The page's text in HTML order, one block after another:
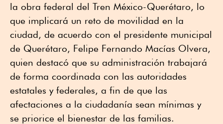
la obra federal del Tren México-Querétaro, lo
que implicará un reto de movilidad en la
ciudad, de acuerdo con el presidente municipal
de Querétaro, Felipe Fernando Macías Olvera,
quien destacó que su administración trabajará
de forma coordinada con las autoridades
estatales y federales, a fin de que las
afectaciones a la ciudadanía sean mínimas y
se priorice el bienestar de las familias.